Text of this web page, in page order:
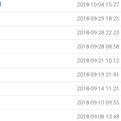
2018-10-04 15:27
2018-09-29 18:25
2018-09-28 22:23
2018-09-28 08:58
2018-09-21 10:12
2018-09-19 21:41
2018-09-14 11:21
2018-09-10 09:55
2018-09-08 13:48